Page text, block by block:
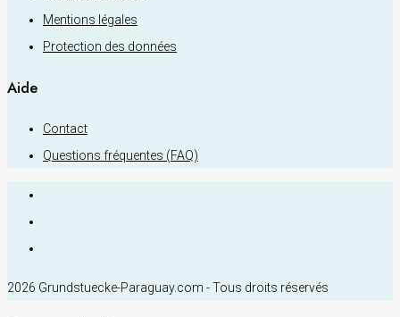
Mentions légales
Protection des données
Aide
Contact
Questions fréquentes (FAQ)
2026 Grundstuecke-Paraguay.com - Tous droits réservés